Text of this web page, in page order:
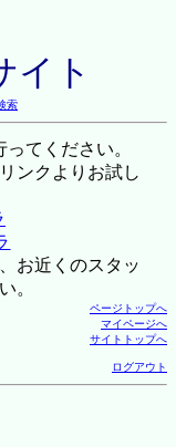
イト
索
てください。
ンクよりお試し
お近くのスタッ
。
ページトップへ
マイページへ
サイトトップへ
ログアウト